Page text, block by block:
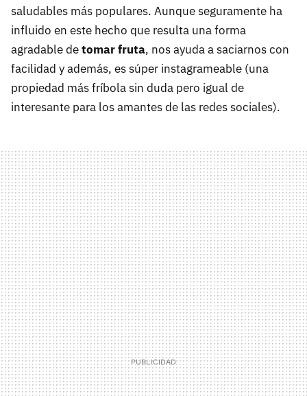
saludables más populares. Aunque seguramente ha
influido en este hecho que resulta una forma
agradable detomar fruta, nos ayuda a saciarnos con
facilidad y además, es súper instagrameable (una
propiedad más fríbola sin duda pero igual de
interesante para los amantes de las redes sociales).